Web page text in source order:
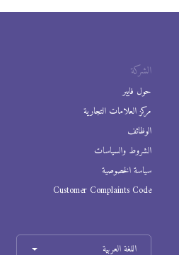
الشركة
حول فايبر
مركز العلامات التجارية
الوظائف
الشروط والسياسات
سياسة الخصوصية
Customer Complaints Code
اللغة العربية